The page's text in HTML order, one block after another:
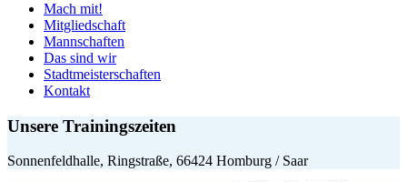
Mach mit!
Mitgliedschaft
Mannschaften
Das sind wir
Stadtmeisterschaften
Kontakt
Unsere Trainingszeiten
Sonnenfeldhalle, Ringstraße, 66424 Homburg / Saar